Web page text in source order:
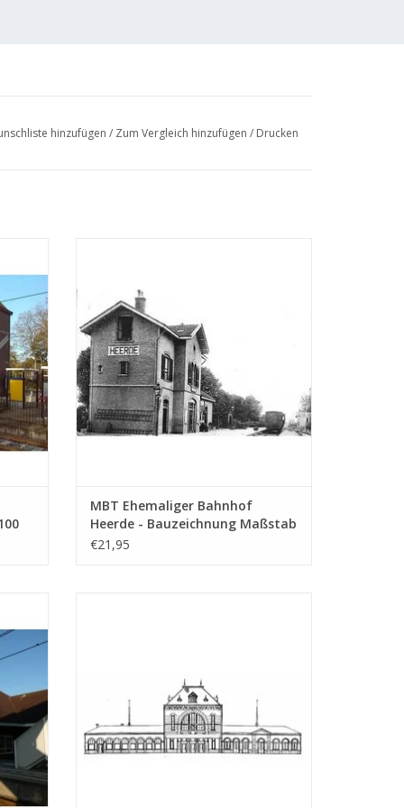
hinzufügen / Zum Vergleich hinzufügen / Drucken
ZUM WARENKORB HINZUFÜGEN
MBT Ehemaliger Bahnhof
Heerde - Bauzeichnung Maßstab
1 : 87 (30.00.004)
€21,95